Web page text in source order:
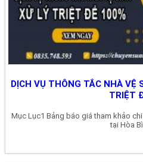
DỊCH VỤ THÔNG TẮC NHÀ VỆ
TRIỆT
Mục Lục1 Bảng báo giá tham khảo
tại Hòa